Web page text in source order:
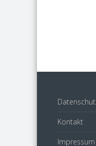
Kontakt
Impressum